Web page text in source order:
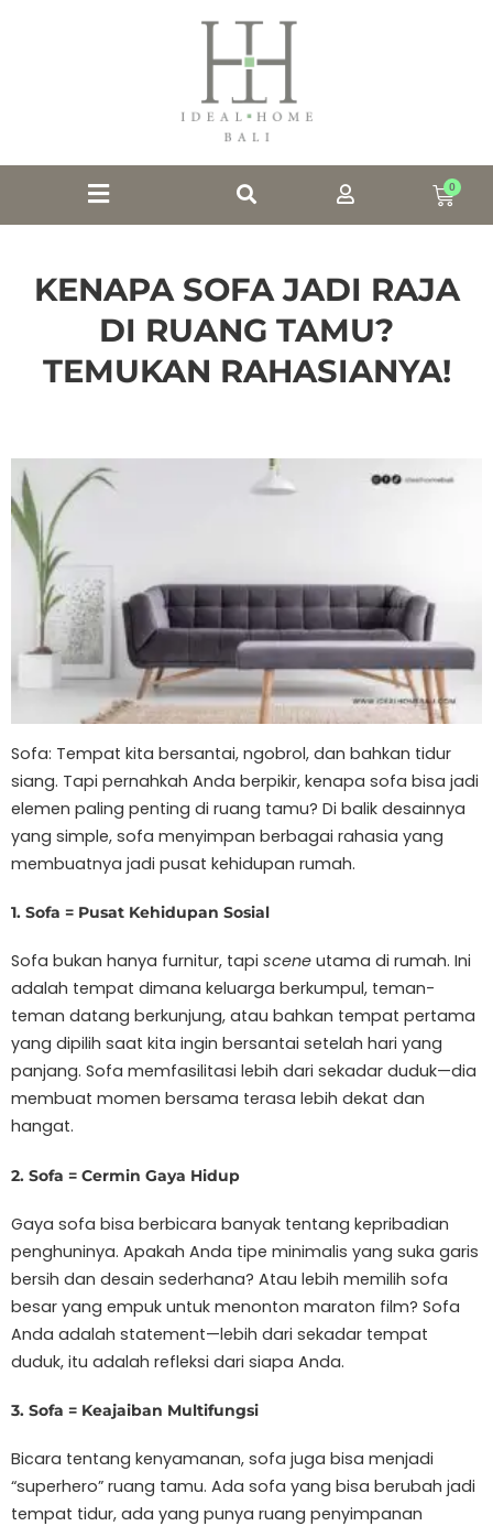
0
KENAPA SOFA JADI RAJA
DI RUANG TAMU?
TEMUKAN RAHASIANYA!
Sofa: Tempat kita bersantai, ngobrol, dan bahkan tidur
siang. Tapi pernahkah Anda berpikir, kenapa sofa bisa jadi
elemen paling penting di ruang tamu? Di balik desainnya
yang simple, sofa menyimpan berbagai rahasia yang
membuatnya jadi pusat kehidupan rumah.
1. Sofa = Pusat Kehidupan Sosial
Sofa bukan hanya furnitur, tapi scene utama di rumah. Ini
adalah tempat dimana keluarga berkumpul, teman-
teman datang berkunjung, atau bahkan tempat pertama
yang dipilih saat kita ingin bersantai setelah hari yang
panjang. Sofa memfasilitasi lebih dari sekadar duduk—dia
membuat momen bersama terasa lebih dekat dan
hangat.
2. Sofa = Cermin Gaya Hidup
Gaya sofa bisa berbicara banyak tentang kepribadian
penghuninya. Apakah Anda tipe minimalis yang suka garis
bersih dan desain sederhana? Atau lebih memilih sofa
besar yang empuk untuk menonton maraton film? Sofa
Anda adalah statement—lebih dari sekadar tempat
duduk, itu adalah refleksi dari siapa Anda.
3. Sofa = Keajaiban Multifungsi
Bicara tentang kenyamanan, sofa juga bisa menjadi
“superhero” ruang tamu. Ada sofa yang bisa berubah jadi
tempat tidur, ada yang punya ruang penyimpanan